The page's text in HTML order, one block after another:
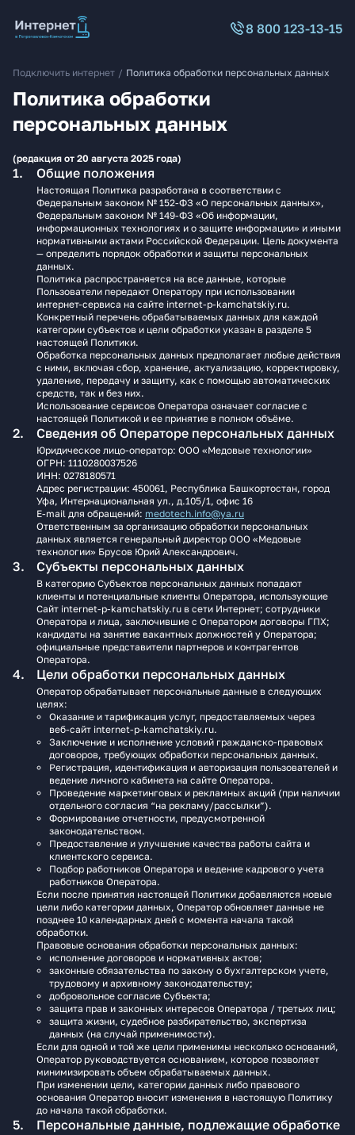
8 800 123-13-15
Подключить интернет / Политика обработки персональных данных
Политика обработки
персональных данных
(редакция от 20 августа 2025 года)
Общие положения
Настоящая Политика разработана в соответствии с
Федеральным законом № 152-ФЗ «О персональных данных»,
Федеральным законом № 149-ФЗ «Об информации,
информационных технологиях и о защите информации» и иными
нормативными актами Российской Федерации. Цель документа
— определить порядок обработки и защиты персональных
данных.
Политика распространяется на все данные, которые
Пользователи передают Оператору при использовании
интернет-сервиса на сайте internet-p-kamchatskiy.ru.
Конкретный перечень обрабатываемых данных для каждой
категории субъектов и цели обработки указан в разделе 5
настоящей Политики.
Обработка персональных данных предполагает любые действия
с ними, включая сбор, хранение, актуализацию, корректировку,
удаление, передачу и защиту, как с помощью автоматических
средств, так и без них.
Использование сервисов Оператора означает согласие с
настоящей Политикой и ее принятие в полном объёме.
Сведения об Операторе персональных данных
Юридическое лицо‑оператор: ООО «Медовые технологии»
ОГРН: 1110280037526
ИНН: 0278180571
Адрес регистрации: 450061, Республика Башкортостан, город
Уфа, Интернациональная ул., д.105/1, офис 16
E‑mail для обращений: medotech.info@ya.ru
Ответственным за организацию обработки персональных
данных является генеральный директор ООО «Медовые
технологии» Брусов Юрий Александрович.
Субъекты персональных данных
В категорию Субъектов персональных данных попадают
клиенты и потенциальные клиенты Оператора, использующие
Сайт internet-p-kamchatskiy.ru в сети Интернет; сотрудники
Оператора и лица, заключившие с Оператором договоры ГПХ;
кандидаты на занятие вакантных должностей у Оператора;
официальные представители партнеров и контрагентов
Оператора.
Цели обработки персональных данных
Оператор обрабатывает персональные данные в следующих
целях:
Оказание и тарификация услуг, предоставляемых через
веб‑сайт internet-p-kamchatskiy.ru.
Заключение и исполнение условий гражданско-правовых
договоров, требующих обработки персональных данных.
Регистрация, идентификация и авторизация пользователей и
ведение личного кабинета на сайте Оператора.
Проведение маркетинговых и рекламных акций (при наличии
отдельного согласия “на рекламу/рассылки”).
Формирование отчетности, предусмотренной
законодательством.
Предоставление и улучшение качества работы сайта и
клиентского сервиса.
Подбор работников Оператора и ведение кадрового учета
работников Оператора.
Если после принятия настоящей Политики добавляются новые
цели либо категории данных, Оператор обновляет данные не
позднее 10 календарных дней с момента начала такой
обработки.
Правовые основания обработки персональных данных:
исполнение договоров и нормативных актов;
законные обязательства по закону о бухгалтерском учете,
трудовому и архивному законодательству;
добровольное согласие Субъекта;
защита прав и законных интересов Оператора / третьих лиц;
защита жизни, судебное разбирательство, экспертиза
данных (на случай применимости).
Если для одной и той же цели применимы несколько оснований,
Оператор руководствуется основанием, которое позволяет
минимизировать объем обрабатываемых данных.
При изменении цели, категории данных либо правового
основания Оператор вносит изменения в настоящую Политику
до начала такой обработки.
Персональные данные, подлежащие обработке